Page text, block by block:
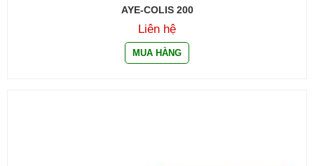
AYE-COLIS 200
Liên hệ